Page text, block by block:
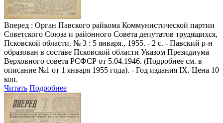
Вперед : Орган Павского райкома Коммунистической партии
Советского Союза и районного Совета депутатов трудящихся,
Псковской области. № 3 : 5 января., 1955. - 2 с. - Павский р-н
образован в составе Псковской области Указом Президиума
Верховного совета РСФСР от 5.04.1946. (Подробнее см. в
описание №1 от 1 января 1955 года). - Год издания IX. Цена 10
коп.
Читать Подробнее